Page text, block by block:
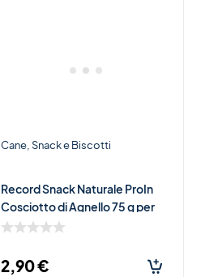
Cane Snack e Biscotti
Record Snack Naturale ProIn
Cosciotto di Agnello 75 g per
Cani – Premio Morbido Ricco di
2,90€